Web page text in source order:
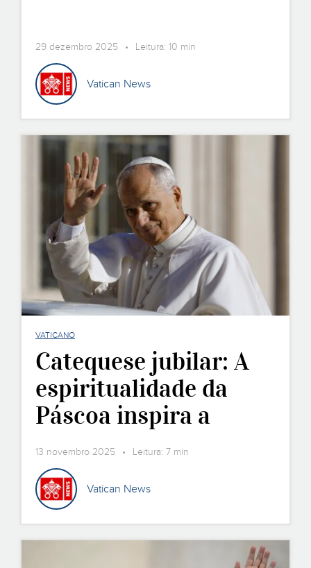
29 dezembro 2025 • Leitura: 10 min
Vatican News
VATICANO
Catequese jubilar: A
espiritualidade da
Páscoa inspira a
fraternidade.
13 novembro 2025 • Leitura: 7 min
Vatican News